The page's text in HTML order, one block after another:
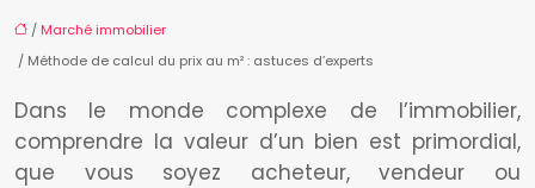
/ Marché immobilier
/ Méthode de calcul du prix au m² : astuces d’experts
Dans le monde complexe de l’immobilier,
comprendre la valeur d’un bien est primordial,
que vous soyez acheteur, vendeur ou